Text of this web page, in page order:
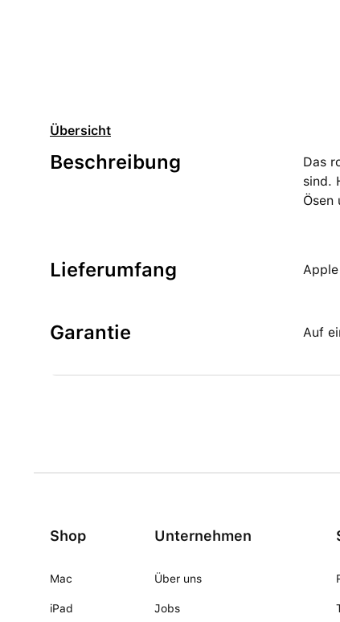
Übersicht
Beschreibung
Das
sind.
Ösen
Lieferumfang
Garantie Auf
Shop
Mac
iPad
Unternehmen
Über uns
Jobs